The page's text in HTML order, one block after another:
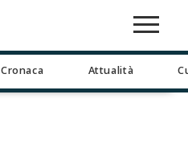
Cronaca Attualità